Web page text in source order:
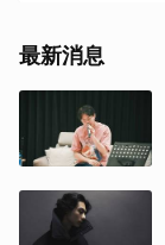
最新消息